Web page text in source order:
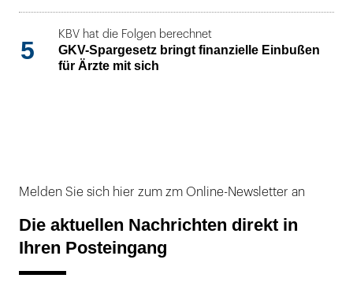
5
KBV hat die Folgen berechnet
GKV-Spargesetz bringt finanzielle Einbußen
für Ärzte mit sich
Melden Sie sich hier zum zm Online-Newsletter an
Die aktuellen Nachrichten direkt in
Ihren Posteingang